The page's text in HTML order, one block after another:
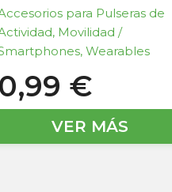
para Pulseras de
, Movilidad /
, Wearables
0,99 €
VER MÁS